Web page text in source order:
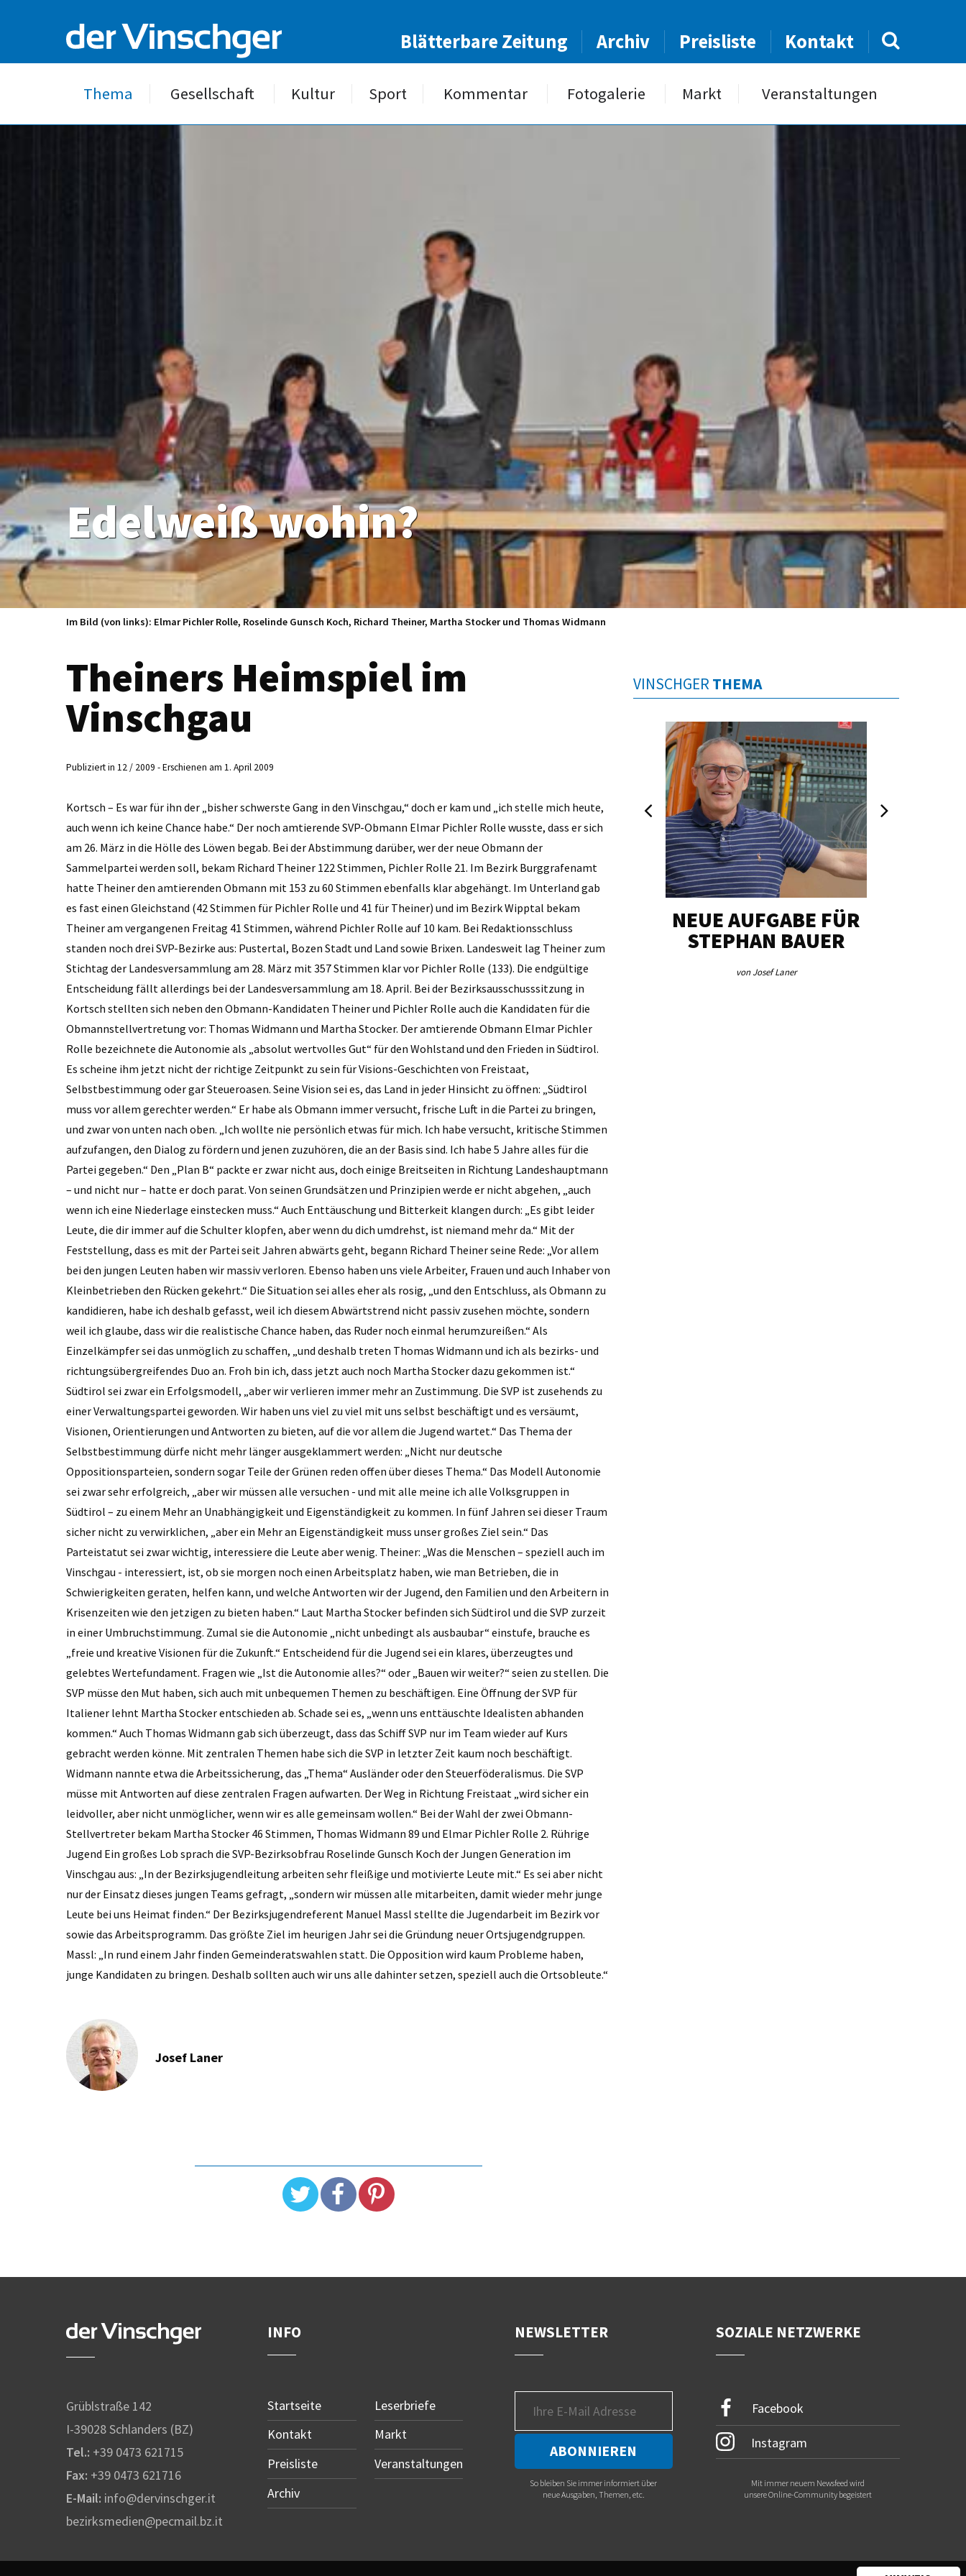
Blätterbare Zeitung Archiv Preisliste Kontakt
Thema Gesellschaft Kultur Sport Kommentar Fotogalerie Markt Veranstaltungen
Edelweiß wohin?
Im Bild (von links): Elmar Pichler Rolle, Roselinde Gunsch Koch, Richard Theiner, Martha Stocker und Thomas Widmann
Theiners Heimspiel im
Vinschgau
Publiziert in 12 / 2009 - Erschienen am 1. April 2009
Kortsch – Es war für ihn der „bisher schwerste Gang in den Vinschgau,“ doch er kam und „ich stelle mich heute,
auch wenn ich keine Chance habe.“ Der noch amtierende SVP-Obmann Elmar Pichler Rolle wusste, dass er sich
am 26. März in die Hölle des ­Löwen begab. Bei der Abstimmung darüber, wer der neue Obmann der
Sammelpartei werden soll, bekam Richard Theiner 122 Stimmen, ­Pichler Rolle 21. Im Bezirk Burggrafenamt
hatte Theiner den amtierenden Obmann mit 153 zu 60 Stimmen ebenfalls klar abgehängt. Im Unterland gab
es fast einen Gleichstand (42 Stimmen für Pichler Rolle und 41 für ­Theiner) und im Bezirk Wipptal bekam
Theiner am vergangenen Freitag 41 Stimmen, während Pichler Rolle auf 10 kam. Bei Redaktionsschluss
standen noch drei SVP-Bezirke aus: Pustertal, Bozen Stadt und Land sowie Brixen. Landesweit lag Theiner zum
Stichtag der Landesversammlung am 28. März mit 357 Stimmen klar vor Pichler Rolle (133). Die endgültige
Entscheidung fällt allerdings bei der Landesversammlung am 18. April. Bei der Bezirksausschuss­sitzung in
Kortsch stellten sich neben den Obmann-Kandidaten Theiner und Pichler Rolle auch die Kandidaten für die
Obmannstellvertretung vor: Thomas Widmann und Martha Stocker. Der amtierende Obmann ­Elmar Pichler
Rolle bezeichnete die Autonomie als „absolut wertvolles Gut“ für den Wohlstand und den Frieden in Südtirol.
Es scheine ihm jetzt nicht der richtige Zeitpunkt zu sein für Visions-Geschichten von Freistaat,
Selbstbestimmung oder gar Steueroasen. Seine Vision sei es, das Land in jeder Hinsicht zu öffnen: „Südtirol
muss vor allem gerechter werden.“ Er habe als Obmann immer versucht, frische Luft in die Partei zu bringen,
und zwar von unten nach oben. „Ich wollte nie persönlich etwas für mich. Ich habe versucht, kritische Stimmen
aufzufangen, den Dialog zu fördern und jenen zuzuhören, die an der Basis sind. Ich habe 5 Jahre alles für die
Partei gegeben.“ Den „Plan B“ packte er zwar nicht aus, doch einige Breitseiten in Richtung Landeshauptmann
– und nicht nur – hatte er doch parat. Von seinen Grundsätzen und Prinzipien werde er nicht abgehen, „auch
wenn ich eine Niederlage einstecken muss.“ Auch Enttäuschung und Bitter­keit klangen durch: „Es gibt leider
Leute, die dir immer auf die Schulter klopfen, aber wenn du dich umdrehst, ist niemand mehr da.“ Mit der
Feststellung, dass es mit der Partei seit Jahren abwärts geht, begann Richard Theiner seine Rede: „Vor allem
bei den jungen Leuten haben wir massiv verloren. Ebenso haben uns viele Arbeiter, Frauen und auch Inhaber von
Kleinbetrieben den Rücken gekehrt.“ Die Situation sei alles eher als rosig, „und den Entschluss, als Obmann zu
kandidieren, habe ich deshalb gefasst, weil ich diesem Abwärtstrend nicht passiv zusehen möchte, sondern
weil ich glaube, dass wir die realistische Chance haben, das Ruder noch einmal herumzureißen.“ Als
Einzelkämpfer sei das unmöglich zu schaffen, „und deshalb treten Thomas Widmann und ich als bezirks- und
richtungsübergreifendes Duo an. Froh bin ich, dass jetzt auch noch Martha Stocker dazu gekommen ist.“
Südtirol sei zwar ein Erfolgsmodell, „aber wir verlieren immer mehr an Zustimmung. Die SVP ist zusehends zu
einer Verwaltungspartei geworden. Wir haben uns viel zu viel mit uns selbst beschäftigt und es versäumt,
Visionen, Orientierungen und Antworten zu bieten, auf die vor allem die Jugend wartet.“ Das Thema der
Selbstbestimmung dürfe nicht mehr länger ausgeklammert werden: „Nicht nur deutsche
Oppositionsparteien, sondern sogar Teile der Grünen reden offen über dieses Thema.“ Das Modell Autonomie
sei zwar sehr erfolgreich, „aber wir müssen alle versuchen - und mit alle meine ich alle Volksgruppen in
Südtirol – zu einem Mehr an Unabhängigkeit und Eigenständigkeit zu kommen. In fünf Jahren sei dieser Traum
sicher nicht zu verwirklichen, „aber ein Mehr an Eigenständigkeit muss unser großes Ziel sein.“ Das
Parteistatut sei zwar wichtig, interessiere die Leute aber wenig. Theiner: „Was die Menschen – speziell auch im
Vinschgau - interessiert, ist, ob sie morgen noch einen Arbeitsplatz haben, wie man Betrieben, die in
Schwierigkeiten geraten, helfen kann, und welche Antworten wir der Jugend, den Familien und den Arbeitern in
Krisenzeiten wie den jetzigen zu bieten haben.“ Laut Martha Stocker befinden sich Südtirol und die SVP zurzeit
in einer Umbruchstimmung. Zumal sie die Autonomie „nicht unbedingt als ausbaubar“ einstufe, brauche es
„freie und kreative Visionen für die Zukunft.“ Entscheidend für die Jugend sei ein klares, überzeugtes und
gelebtes Wertefundament. Fragen wie „Ist die Autonomie alles?“ oder „Bauen wir weiter?“ seien zu stellen. Die
SVP müsse den Mut haben, sich auch mit unbequemen Themen zu be­schäftigen. Eine Öffnung der SVP für
Italiener lehnt Martha Stocker entschieden ab. Schade sei es, „wenn uns enttäuschte Idealisten abhanden
kommen.“ Auch Thomas Widmann gab sich überzeugt, dass das Schiff SVP nur im Team wieder auf Kurs
gebracht werden könne. Mit zentralen Themen habe sich die SVP in letzter Zeit kaum noch beschäftigt.
Widmann nannte etwa die Arbeitssicherung, das „Thema“ Ausländer oder den Steuerföderalismus. Die SVP
müsse mit Antworten auf diese zentralen Fragen aufwarten. Der Weg in Richtung Freistaat „wird sicher ein
leidvoller, aber nicht unmöglicher, wenn wir es alle gemeinsam wollen.“ Bei der Wahl der zwei Obmann-
Stellvertreter bekam Martha Stocker 46 Stimmen, Thomas Widmann 89 und Elmar Pichler Rolle 2. Rührige
Jugend Ein großes Lob sprach die SVP-Bezirksobfrau Roselinde Gunsch Koch der Jungen Generation im
Vinschgau aus: „In der Bezirksjugend­leitung arbeiten sehr fleißige und motivierte Leute mit.“ Es sei aber nicht
nur der Einsatz dieses jungen Teams gefragt, „sondern wir müssen alle mitarbeiten, damit wieder mehr junge
Leute bei uns Heimat finden.“ Der Bezirksjugendreferent Manuel Massl stellte die Jugendarbeit im Bezirk vor
sowie das Arbeitsprogramm. Das größte Ziel im heurigen Jahr sei die Gründung neuer Ortsjugendgruppen.
Massl: „In rund einem Jahr finden Gemeinderatswahlen statt. Die Opposition wird kaum Probleme haben,
junge Kandidaten zu bringen. Deshalb sollten auch wir uns alle dahinter setzen, speziell auch die Ortsobleute.“
Josef Laner
VINSCHGER THEMA
NEUE AUFGABE FÜR
STEPHAN BAUER
von Josef Laner
Grüblstraße 142
I-39028 Schlanders (BZ)
Tel.: +39 0473 621715
Fax: +39 0473 621716
E-Mail: info@dervinschger.it
bezirksmedien@pecmail.bz.it
INFO
Startseite
Kontakt
Preisliste
Archiv
Leserbriefe
Markt
Veranstaltungen
NEWSLETTER
So bleiben Sie immer informiert über
neue Ausgaben, Themen, etc.
SOZIALE NETZWERKE
Facebook
Instagram
Mit immer neuem Newsfeed wird
unsere Online-Community begeistert